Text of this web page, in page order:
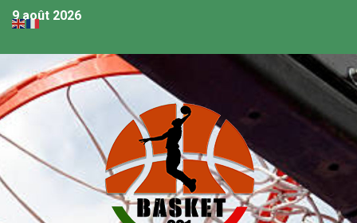
9 août 2026